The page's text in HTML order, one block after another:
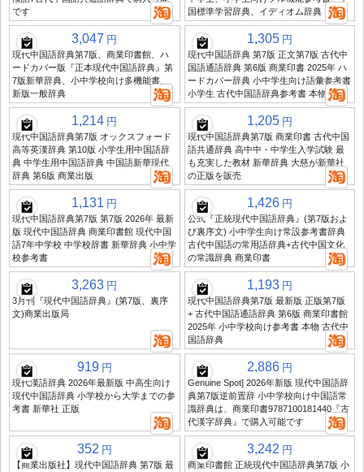
です
国標準学習辞典、イディオム辞典
3,047 円
現代中国語辞典第7版、商業印書館、ハ
ードカバー版『正本現代中国語辞典』第
7版新華辞典、小中学校向け多機能書、
新版一般辞典
1,305 円
現代中国語辞典 第7版 正文第7版 古代中
国語通語辞典 第6版 商業印書 2025年 ハ
ードカバー辞典 小中学生向け語彙参考書
小学生 古代中国語辞典参考書 本物
1,214 円
現代中国語辞典第7版 オックスフォード
高等英漢辞典 第10版 小学生用中国語辞
典 中学生用中国語辞典 中国語新華現代
辞典 第6版 商業出版
1,205 円
現代中国語辞典第7版 商業印書 古代中国
語共通辞典 高中中・中学生入学試験 最
も充実した教材 新華辞典 大慈が新華社
の正版を販売
1,131 円
現代中国語辞典第7版 第7版 2026年 最新
版 現代中国語辞典 商業印書館 現代中国
語7年中学校 中学校辞書 新華辞典 小中学
校参考書
1,426 円
公式『正統現代中国語辞典』(第7版およ
び裏序文) 小中学生向け常設参考書辞典
古代中国語の常用語辞典+古代中国文化
の常識辞典 商業印書
3,263 円
3月刊『現代中国語辞典』(第7版、裏序
文)商業出版局
1,193 円
現代中国語辞典第7版 最新版 正版第7版
+ 古代中国語通語辞典 第6版 商業印書館
2025年 小中学校向け参考書 本物 古代中
国語辞典
919 円
現代漢語辞典 2026年最新版 中高生向け
現代中国語辞典 小学校から大学までの参
考書 新華社 正版
2,886 円
Genuine Spot] 2026年新版 現代中国語辞
典第7版逆前置辞 小中学校向け中国語常
識辞典は、商業印書9787100181440『古
代漢字辞典』で購入可能です
352 円
【商業出版社】現代中国語辞典 第7版 最
3,242 円
商業印書館 正統現代中国語辞典第7版 小